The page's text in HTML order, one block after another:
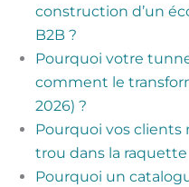
construction d’un
B2B ?
Pourquoi votre
comment le
2026) ?
Pourquoi vos clients
trou dans la raquette
Pourquoi un